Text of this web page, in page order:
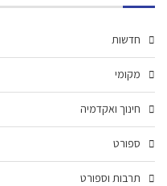
חדשות
מקומי
חינוך ואקדמיה
ספורט
תרבות וספורט